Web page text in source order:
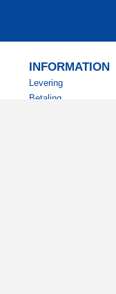
INFORMATION
Levering
Betaling